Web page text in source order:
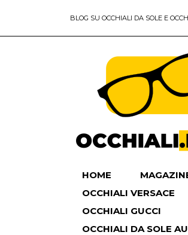
BLOG SU OCCHIALI DA SOLE E
HOME
OCCHIALI VERSACE
OCCHIALI GUCCI
OCCHIALI DA SOLE